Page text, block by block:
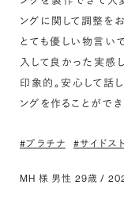
ングに関して調整を
とても優しい物言い
入して良かった実感
印象的。安心して話
ングを作ることができ
#プラチナ #サイドス
MH 様 男性 29歳 /